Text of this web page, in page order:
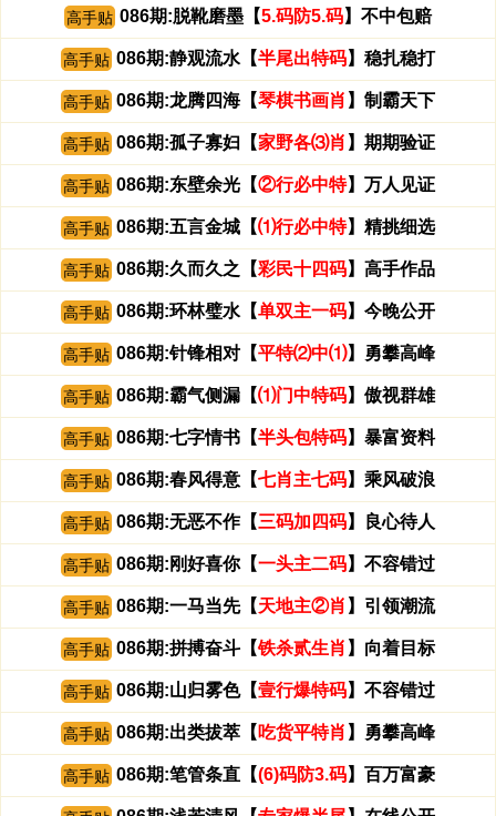
高手贴 086期:脱靴磨墨【5.码防5.码】不中包赔
高手贴 086期:静观流水【半尾出特码】稳扎稳打
高手贴 086期:龙腾四海【琴棋书画肖 】制霸天下
高手贴 086期:孤子寡妇【家野各⑶肖 】期期验证
高手贴 086期:东壁余光【②行必中特】万人见证
高手贴 086期:五言金城【⑴行必中特】精挑细选
高手贴 086期:久而久之【彩民十四码】高手作品
高手贴 086期:环林璧水【单双主一码】今晚公开
高手贴 086期:针锋相对【平特⑵中⑴】勇攀高峰
高手贴 086期:霸气侧漏【⑴门中特码】傲视群雄
高手贴 086期:七字情书【半头包特码】暴富资料
高手贴 086期:春风得意【七肖主七码】乘风破浪
高手贴 086期:无恶不作【三码加四码】良心待人
高手贴 086期:刚好喜你【一头主二码】不容错过
高手贴 086期:一马当先【天地主②肖 】引领潮流
高手贴 086期:拼搏奋斗【铁杀贰生肖 】向着目标
高手贴 086期:山归雾色【壹行爆特码】不容错过
高手贴 086期:出类拔萃【 吃货平特肖 】勇攀高峰
高手贴 086期:笔管条直【(6)码防3.码】百万富豪